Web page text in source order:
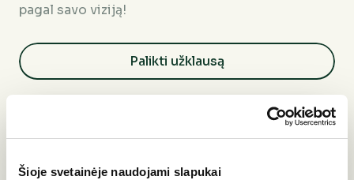
Šioje svetainėje naudojami slapukai
pagal savo viziją!
Palikti užklausą